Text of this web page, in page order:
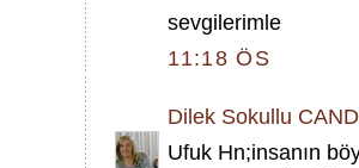
sevgilerimle
11:18 ÖS
Dilek Sokullu
Ufuk Hn;insanın